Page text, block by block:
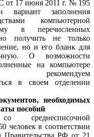
от 17 июня 2011 г. № 195
вариант заполнения
компьютерной
в перечисленных
получить не только
но и его бланк для
О возможности
на компьютере
рекомендуем
в своем отделении
необходимых
пособий
среднесписочной
человек в соответствии
Правительства РФ от 21